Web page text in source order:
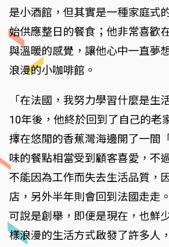
是小酒館，但其實是一種家庭式
始供應整日的餐食；他非常喜歡
與溫暖的感覺，讓他心中一直夢
浪漫的小咖啡館。
「在法國，我努力學習什麼是生
10年後，他終於回到了自己的老
擇在悠閒的香蕉灣海邊開了一間
味的餐點相當受到顧客喜愛，不
不能因為工作而失去生活品質，
店，另外半年則會回到法國走走
可說是創舉，即便是現在，也鮮
樣浪漫的生活方式啟發了許多人